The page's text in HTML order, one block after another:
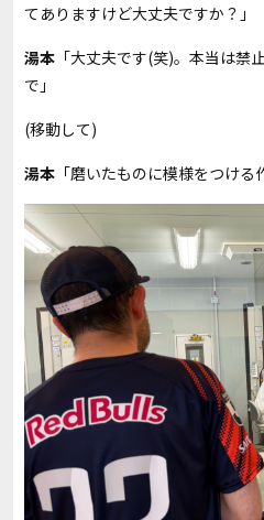
てありますけど大丈夫ですか？」
湯本 「大丈夫です(笑)。本当は禁
で」
(移動して)
湯本 「磨いたものに模様をつける